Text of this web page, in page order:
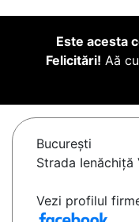
Este acesta
Felicitări! Aă
Bucureşti
Strada Ienăchiță
Vezi profilul